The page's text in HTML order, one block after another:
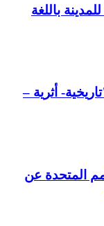
باللغة
أثرية –
المتحدة عن